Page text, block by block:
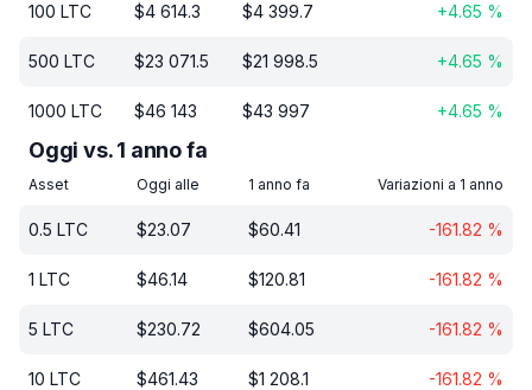
100 LTC $4 614.3 $4 399.7 +4.65 %
500 LTC $23 071.5 $21 998.5 +4.65 %
1000 LTC $46 143 $43 997 +4.65 %
Oggi vs. 1 anno fa
Asset Oggi alle 1 anno fa Variazioni a 1 anno
0.5 LTC $23.07 $60.41 -161.82 %
1 LTC $46.14 $120.81 -161.82 %
5 LTC $230.72 $604.05 -161.82 %
10 LTC $461.43 $1 208.1 -161.82 %